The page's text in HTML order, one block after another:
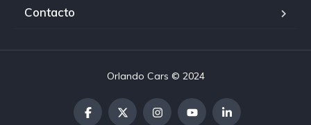
Contacto
Orlando Cars © 2024